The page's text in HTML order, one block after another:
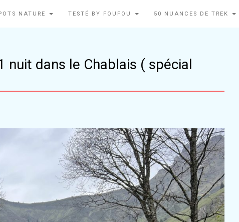
NATURE TESTÉ BY FOUFOU 50 NUANCES DE TREK
dans le Chablais ( spécial